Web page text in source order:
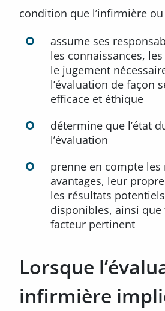
condition que l’infirmière
assume ses
les connaissances,
le jugement
l’évaluation de façon
efficace et éthique
détermine que l’état
l’évaluation
prenne en compte les
avantages, leur
les résultats
disponibles, ainsi
facteur pertinent
Lorsque
infirmière